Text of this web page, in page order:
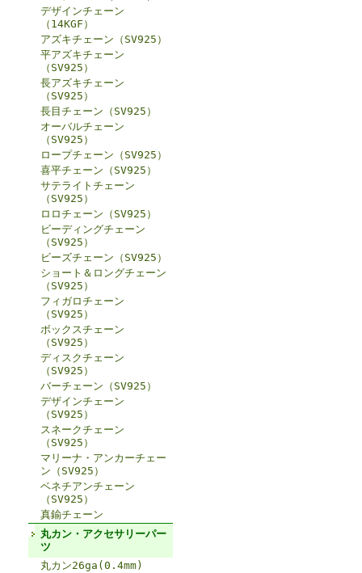
デザインチェーン
（14KGF）
アズキチェーン（SV925）
平アズキチェーン
（SV925）
長アズキチェーン
（SV925）
長目チェーン（SV925）
オーバルチェーン
（SV925）
ロープチェーン（SV925）
喜平チェーン（SV925）
サテライトチェーン
（SV925）
ロロチェーン（SV925）
ビーディングチェーン
（SV925）
ビーズチェーン（SV925）
ショート＆ロングチェーン
（SV925）
フィガロチェーン
（SV925）
ボックスチェーン
（SV925）
ディスクチェーン
（SV925）
バーチェーン（SV925）
デザインチェーン
（SV925）
スネークチェーン
（SV925）
マリーナ・アンカーチェー
ン（SV925）
ベネチアンチェーン
（SV925）
真鍮チェーン
丸カン・アクセサリーパー
ツ
丸カン26ga(0.4mm)